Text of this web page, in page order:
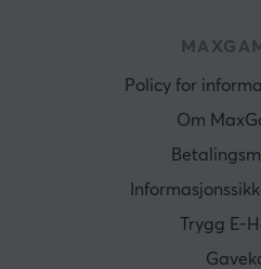
Policy for
Om
Trygg E-